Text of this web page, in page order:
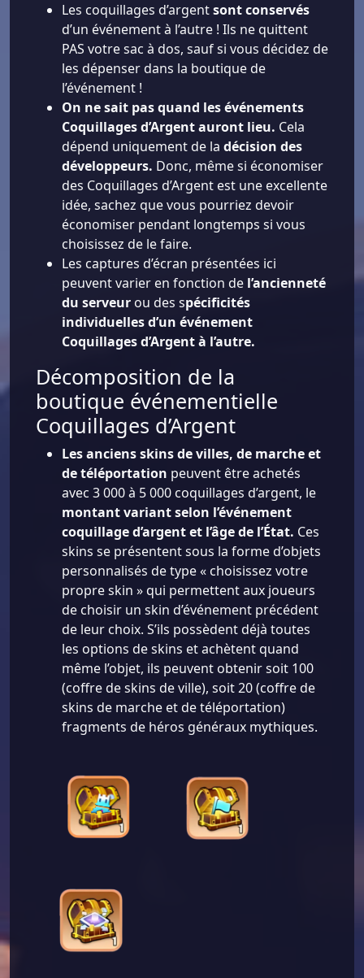
Les coquillages d’argentsont conservés
d’un événement à l’autre ! Ils ne quittent
PAS votre sac à dos, sauf si vous décidez de
les dépenser dans la boutique de
l’événement !
On ne sait pas quand les événements
Coquillages d’Argent auront lieu. Cela
dépend uniquement de la décision des
développeurs. Donc, même si économiser
des Coquillages d’Argent est une excellente
idée, sachez que vous pourriez devoir
économiser pendant longtemps si vous
choisissez de le faire.
Les captures d’écran présentées ici
peuvent varier en fonction de l’ancienneté
du serveur ou des spécificités
individuelles d’un événement
Coquillages d’Argent à l’autre.
Décomposition de la
boutique événementielle
Coquillages d’Argent
Les anciens skins de villes, de marche et
de téléportation peuvent être achetés
avec 3 000 à 5 000 coquillages d’argent, le
montant variant selon l’événement
coquillage d’argent et l’âge de l’État. Ces
skins se présentent sous la forme d’objets
personnalisés de type « choisissez votre
propre skin » qui permettent aux joueurs
de choisir un skin d’événement précédent
de leur choix. S’ils possèdent déjà toutes
les options de skins et achètent quand
même l’objet, ils peuvent obtenir soit 100
(coffre de skins de ville), soit 20 (coffre de
skins de marche et de téléportation)
fragments de héros généraux mythiques.